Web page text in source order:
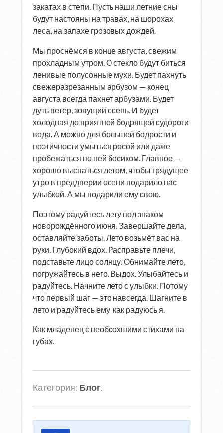
закатах в степи. Пусть наши летние сны
будут настояны на травах, на шорохах
леса, на запахе грозовых дождей.
Мы проснёмся в конце августа, свежим
прохладным утром. О стекло будут биться
ленивые полусонные мухи. Будет пахнуть
свежеразрезанным арбузом — конец
августа всегда пахнет арбузами. Будет
дуть ветер, зовущий осень. И будет
холодная до приятной бодрящей судороги
вода. А можно для большей бодрости и
поэтичности умыться росой или даже
пробежаться по ней босиком. Главное —
хорошо выспаться летом, чтобы грядущее
утро в преддверии осени подарило нас
улыбкой. А мы подарили ему свою.
Поэтому радуйтесь лету под знаком
новорождённого июня. Завершайте дела,
оставляйте заботы. Лето возьмёт вас на
руки. Глубокий вдох. Расправьте плечи,
подставьте лицо солнцу. Обнимайте лето,
погружайтесь в него. Выдох. Улыбайтесь и
радуйтесь. Начните лето с улыбки. Потому
что первый шаг — это навсегда. Шагните в
лето и радуйтесь ему, как радуюсь я.
Как младенец с необсохшими стихами на
губах.
Категория: Блог.